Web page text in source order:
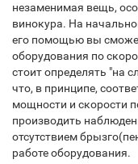
незаменимая вещь,
винокура. На
его помощью вы
оборудования по
стоит определять "на
что, в принципе,
мощности и скорости
производить
отсутствием
работе оборудования.